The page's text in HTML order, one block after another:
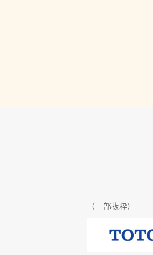
（一部抜粋）